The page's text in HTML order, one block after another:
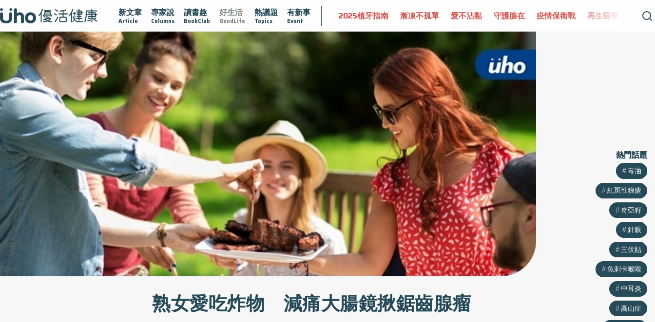
新文章
Article
專家說
Columns
讀書趣
BookClub
好生活
GoodLife
熱議題
Topics
有新事
Event
醫學 愛的未來視 認識攝護腺肥大 守護骨骼健康 達文西手術專欄 2025植牙指南 漸凍不孤單 愛不沾黏 守護腺在 疫情保衛戰 再生醫學 愛的未來視 認識攝
熟女愛吃炸物 減痛大腸鏡揪鋸齒腺瘤
熱門話題
毒油
紅斑性狼瘡
奇亞籽
針眼
三伏貼
魚刺卡喉嚨
中耳炎
高山症
熱門話題
毒油
紅斑性狼瘡
奇亞籽
針眼
三伏貼
魚刺卡喉嚨
中耳炎
高山症